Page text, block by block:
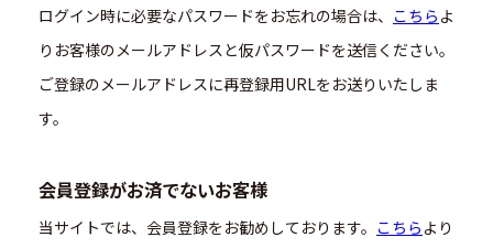
ログイン時に必要なパスワードをお忘れの場合は、 こちら よ
りお客様のメールアドレスと仮パスワードを送信ください。
ご登録のメールアドレスに再登録用URLをお送りいたしま
す。
会員登録がお済でないお客様
当サイトでは、会員登録をお勧めしております。 こちら より